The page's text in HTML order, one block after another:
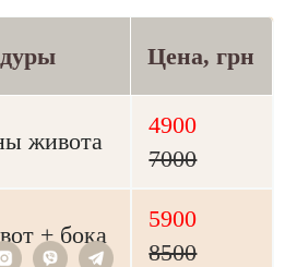
Цена, грн
живота
4900
7000
+ бока
5900
8500